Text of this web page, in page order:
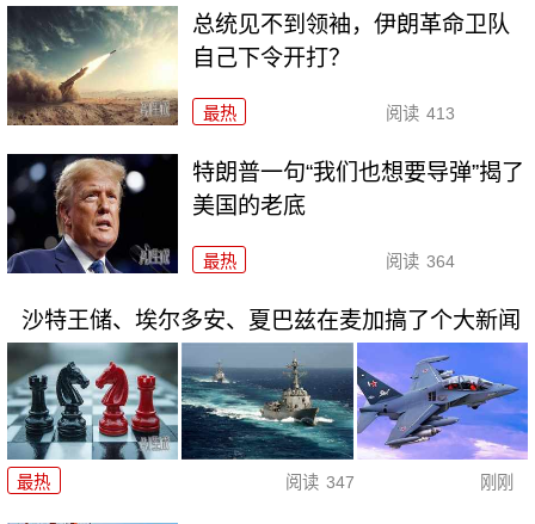
总统见不到领袖，伊朗革命卫队
自己下令开打？
最热 阅读 413
特朗普一句“我们也想要导弹”揭了
美国的老底
最热 阅读 364
沙特王储、埃尔多安、夏巴兹在麦加搞了个大新闻
最热 阅读 347 刚刚